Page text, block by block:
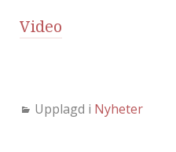
Video
Upplagd i Nyheter